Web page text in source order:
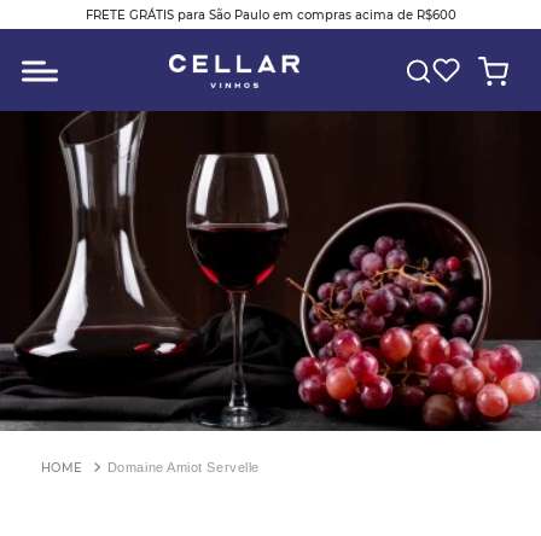
FRETE GRÁTIS para São Paulo em compras acima de R$600
Domaine Amiot Servelle